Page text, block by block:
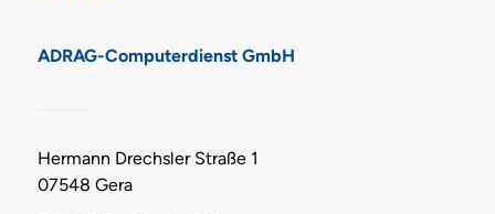
ADRAG-Computerdienst GmbH
Hermann Drechsler Straße 1
07548 Gera